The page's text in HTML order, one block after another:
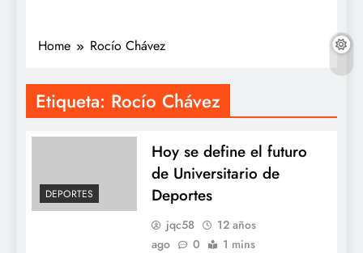
Home Rocío Chávez
Etiqueta: Rocío Chávez
DEPORTES
Hoy se define el futuro
de Universitario de
Deportes
jqc58
12 años
ago
0 1 mins